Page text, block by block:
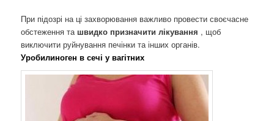
При підозрі на ці захворювання важливо провести своєчасне
обстеження та швидко призначити лікування , щоб
виключити руйнування печінки та інших органів.
Уробилиноген в сечі у вагітних